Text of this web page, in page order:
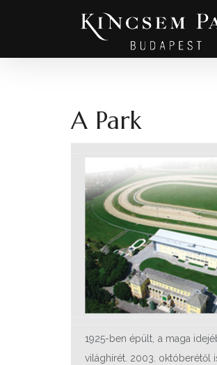
A Park
1925-ben épült, a maga
világhírét. 2003. októberétől